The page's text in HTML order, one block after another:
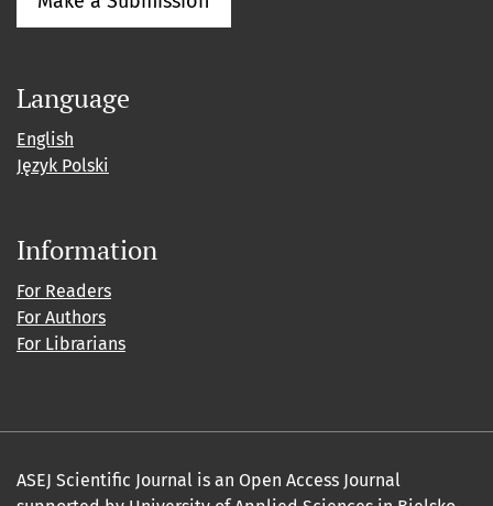
Language
English
Język Polski
Information
For Readers
For Authors
For Librarians
ASEJ Scientific Journal is an Open Access Journal